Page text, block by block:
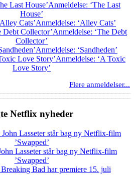
Anmeldelse: ‘The Last
House’
Anmeldelse: ‘Alley Cats’
Anmeldelse: ‘The Debt
Collector’
Anmeldelse: ‘Sandheden’
Anmeldelse: ‘A Toxic
Love Story’
Flere anmeldelser...
Netflix nyheder
Lasseter står bag ny Netflix-film
’Swapped’
Bad har premiere 15. juli